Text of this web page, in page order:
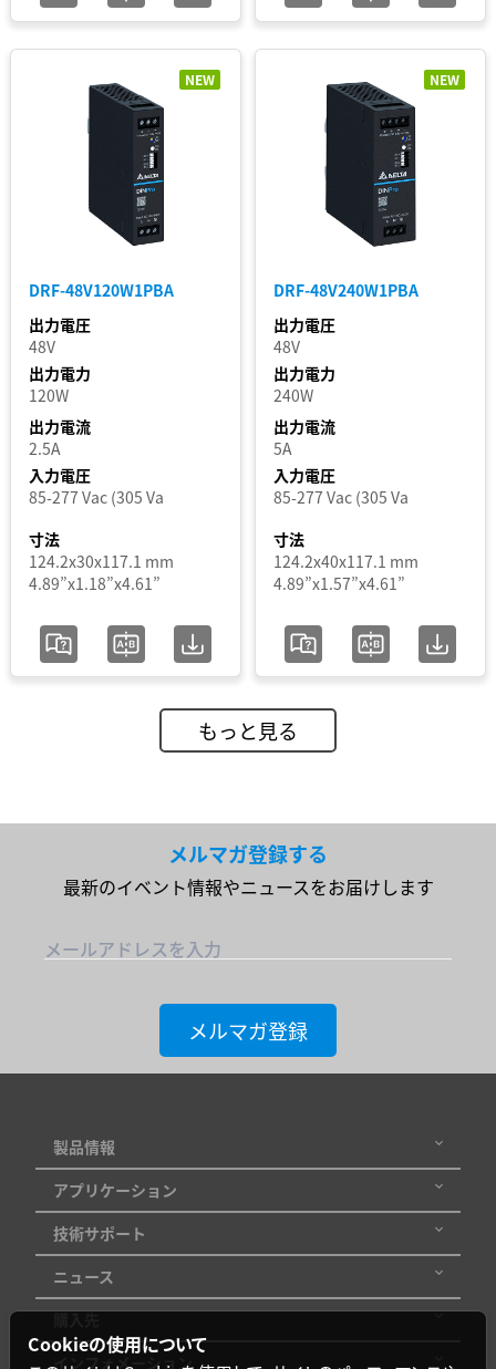
NEW
DRF-48V120W1PBA
出力電圧
48V
出力電力
120W
出力電流
2.5A
入力電圧
85-277 Vac (305 Va
寸法
124.2x30x117.1 mm
4.89”x1.18”x4.61”
NEW
DRF-48V240W1PBA
出力電圧
48V
出力電力
240W
出力電流
5A
入力電圧
85-277 Vac (305 Va
寸法
124.2x40x117.1 mm
4.89”x1.57”x4.61”
もっと見る
メルマガ登録する
最新のイベント情報やニュースをお届けします
メールアドレスを入力
メルマガ登録
製品情報
アプリケーション
技術サポート
ニュース
インフォメーション
Cookieの使用について